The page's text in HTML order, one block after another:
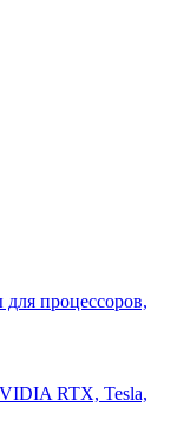
процессоров,
RTX, Tesla,